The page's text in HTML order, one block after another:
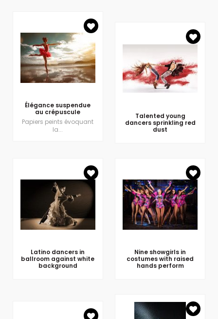
Élégance suspendue
au crépuscule
Papiers peints évoquant
la...
Talented young
dancers sprinkling red
dust
Latino dancers in
ballroom against white
background
Nine showgirls in
costumes with raised
hands perform